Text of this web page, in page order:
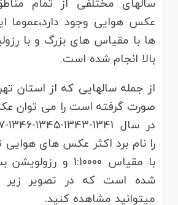
عکس هوایی وجود دارد،عموما
ها با مقیاس های بزرگ و با
بالا انجام شده است.
از جمله سالهایی که از استان
صورت گرفته است را می توان
با مقیاس 1:10000 و
شده است که در تصویر زیر
میتوانید مشاهده کنید.